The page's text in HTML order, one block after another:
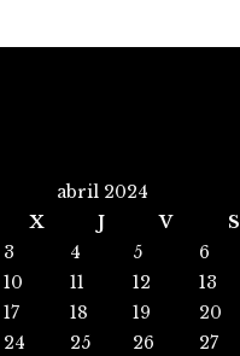
abril 2024
X J V S
3 4 5 6
10 11 12 13
17 18 19 20
24 25 26 27